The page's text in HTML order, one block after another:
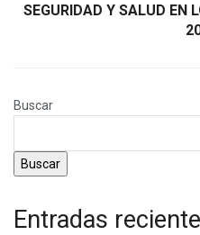
SEGURIDAD Y SALUD EN
Buscar
Buscar
Entradas